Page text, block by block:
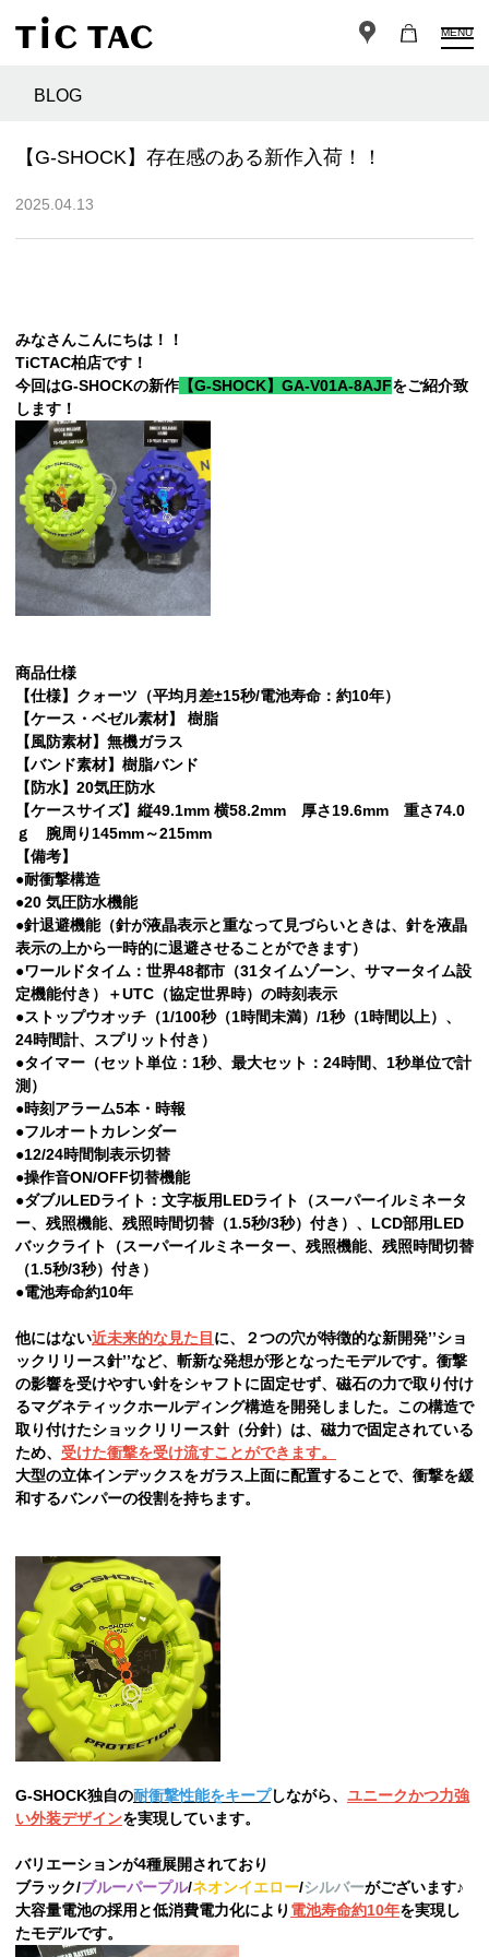
MENU
BLOG
【G-SHOCK】存在感のある新作入荷！！
2025.04.13
みなさんこんにちは！！
TiCTAC柏店です！
今回はG-SHOCKの新作 【G-SHOCK】GA-V01A-8AJFをご紹介致
します！
商品仕様
【仕様】クォーツ（平均月差±15秒/電池寿命：約10年）
【ケース・ベゼル素材】 樹脂
【風防素材】無機ガラス
【バンド素材】樹脂バンド
【防水】20気圧防水
【ケースサイズ】縦49.1mm 横58.2mm 厚さ19.6mm 重さ74.0
ｇ 腕周り145mm～215mm
【備考】
●耐衝撃構造
●20 気圧防水機能
●針退避機能（針が液晶表示と重なって見づらいときは、針を液晶
表示の上から一時的に退避させることができます）
●ワールドタイム：世界48都市（31タイムゾーン、サマータイム設
定機能付き）＋UTC（協定世界時）の時刻表示
●ストップウオッチ（1/100秒（1時間未満）/1秒（1時間以上）、
24時間計、スプリット付き）
●タイマー（セット単位：1秒、最大セット：24時間、1秒単位で計
測）
●時刻アラーム5本・時報
●フルオートカレンダー
●12/24時間制表示切替
●操作音ON/OFF切替機能
●ダブルLEDライト：文字板用LEDライト（スーパーイルミネータ
ー、残照機能、残照時間切替（1.5秒/3秒）付き）、LCD部用LED
バックライト（スーパーイルミネーター、残照機能、残照時間切替
（1.5秒/3秒）付き）
●電池寿命約10年
他にはない近未来的な見た目 に、２つの穴が特徴的な新開発’’ショ
ックリリース針’’など、斬新な発想が形となったモデルです。衝撃
の影響を受けやすい針をシャフトに固定せず、磁石の力で取り付け
るマグネティックホールディング構造を開発しました。この構造で
取り付けたショックリリース針（分針）は、磁力で固定されている
ため、 受けた衝撃を受け流すことができます。
大型の立体インデックスをガラス上面に配置することで、衝撃を緩
和するバンパーの役割を持ちます。
G-SHOCK独自の耐衝撃性能をキープしながら、 ユニークかつ力強
い外装デザインを実現しています。
バリエーションが4種展開されており
ブラック/ブルーパープル/ネオンイエロー/シルバーがございます♪
大容量電池の採用と低消費電力化により 電池寿命約10年を実現し
たモデルです。